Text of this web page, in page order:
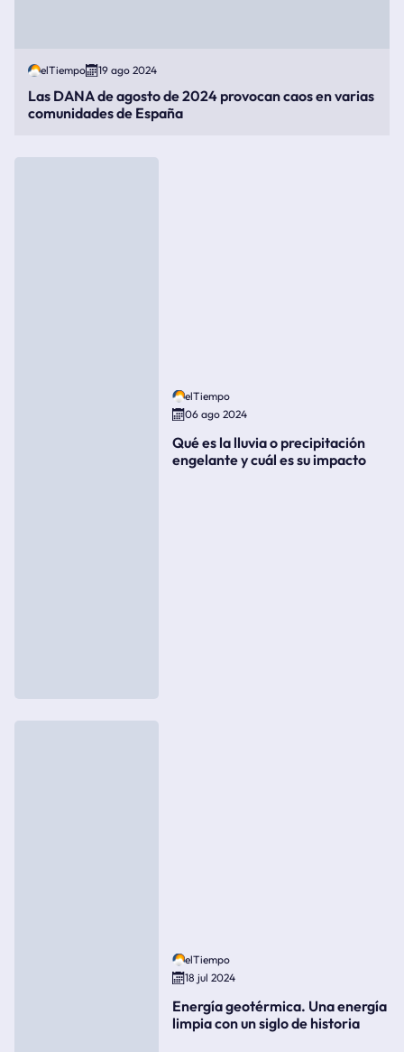
elTiempo 19 ago 2024
Las DANA de agosto de 2024 provocan caos en varias
comunidades de España
elTiempo
06 ago 2024
Qué es la lluvia o precipitación
engelante y cuál es su impacto
elTiempo
18 jul 2024
Energía geotérmica. Una energía
limpia con un siglo de historia